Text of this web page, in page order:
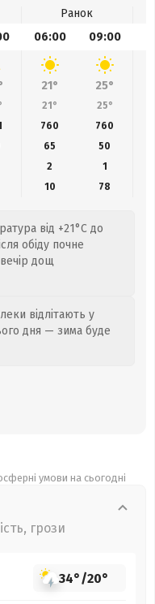
Ранок
06:00 09:00
21° 25°
21° 25°
760 760
65 50
2
1
10 78
від +21°C до
обіду почне
дощ
відлітають у
дня — зима буде
умови на сьогодні
грози
34°/20°